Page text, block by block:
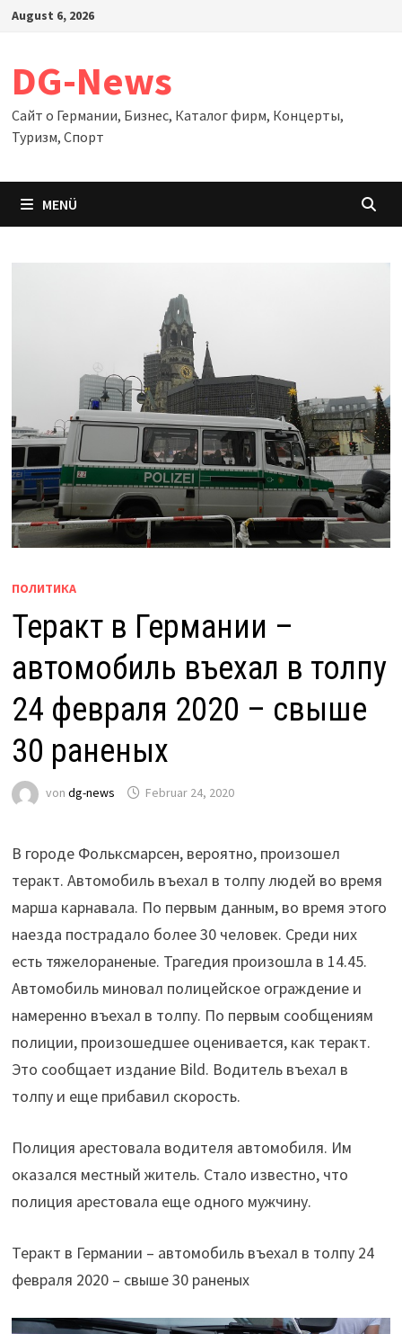
Zum
August 6, 2026
DG-News
Сайт о Германии, Бизнес, Каталог фирм, Концерты,
Туризм, Спорт
MENÜ
ПОЛИТИКА
Теракт в Германии –
автомобиль въехал в толпу
24 февраля 2020 – свыше
30 раненых
von dg-news Februar 24, 2020
В городе Фольксмарсен, вероятно, произошел
теракт. Автомобиль въехал в толпу людей во время
марша карнавала. По первым данным, во время этого
наезда пострадало более 30 человек. Среди них
есть тяжелораненые. Трагедия произошла в 14.45.
Автомобиль миновал полицейское ограждение и
намеренно въехал в толпу. По первым сообщениям
полиции, произошедшее оценивается, как теракт.
Это сообщает издание Bild. Водитель въехал в
толпу и еще прибавил скорость.
Полиция арестовала водителя автомобиля. Им
оказался местный житель. Стало известно, что
полиция арестовала еще одного мужчину.
Теракт в Германии – автомобиль въехал в толпу 24
февраля 2020 – свыше 30 раненых